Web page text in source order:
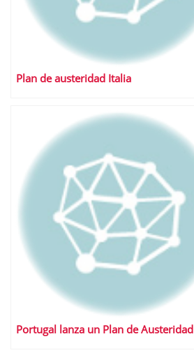
Plan de austeridad Italia
Portugal lanza un Plan de Austeridad